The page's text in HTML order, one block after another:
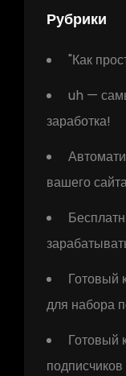
Рубрики
"Как
uh —
заработка!
вашего
Готовый
для набора
Готовый